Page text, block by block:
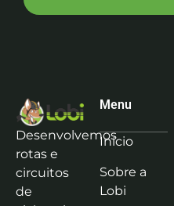
Desenvolvemos
rotas e
circuitos
de
Menu
Início
Sobre a
Lobi